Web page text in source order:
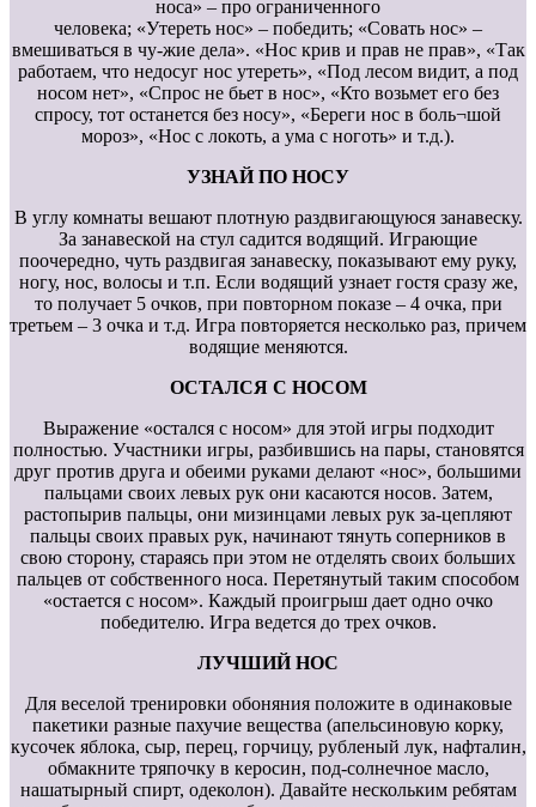
носа» – про ограниченного
человека; «Утереть нос» – победить; «Совать нос» –
вмешиваться в чу-жие дела». «Нос крив и прав не прав», «Так
работаем, что недосуг нос утереть», «Под лесом видит, а под
носом нет», «Спрос не бьет в нос», «Кто возьмет его без
спросу, тот останется без носу», «Береги нос в боль¬шой
мороз», «Нос с локоть, а ума с ноготь» и т.д.).
УЗНАЙ ПО НОСУ
В углу комнаты вешают плотную раздвигающуюся занавеску.
За занавеской на стул садится водящий. Играющие
поочередно, чуть раздвигая занавеску, показывают ему руку,
ногу, нос, волосы и т.п. Если водящий узнает гостя сразу же,
то получает 5 очков, при повторном показе – 4 очка, при
третьем – 3 очка и т.д. Игра повторяется несколько раз, причем
водящие меняются.
ОСТАЛСЯ С НОСОМ
Выражение «остался с носом» для этой игры подходит
полностью. Участники игры, разбившись на пары, становятся
друг против друга и обеими руками делают «нос», большими
пальцами своих левых рук они касаются носов. Затем,
растопырив пальцы, они мизинцами левых рук за-цепляют
пальцы своих правых рук, начинают тянуть соперников в
свою сторону, стараясь при этом не отделять своих больших
пальцев от собственного носа. Перетянутый таким способом
«остается с носом». Каждый проигрыш дает одно очко
победителю. Игра ведется до трех очков.
ЛУЧШИЙ НОС
Для веселой тренировки обоняния положите в одинаковые
пакетики разные пахучие вещества (апельсиновую корку,
кусочек яблока, сыр, перец, горчицу, рубленый лук, нафталин,
обмакните тряпочку в керосин, под-солнечное масло,
нашатырный спирт, одеколон). Давайте нескольким ребятам